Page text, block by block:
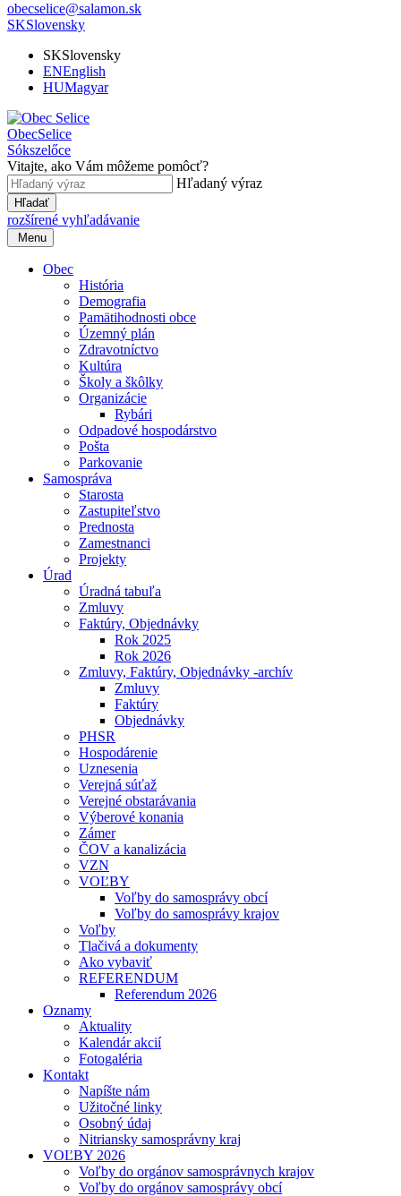
obecselice@salamon.sk
SKSlovensky
SKSlovensky
ENEnglish
HUMagyar
ObecSelice
Sókszelőce
Vitajte, ako Vám môžeme pomôcť?
Hľadaný výraz
Hľadať
rozšírené vyhľadávanie
Menu
Obec
História
Demografia
Pamätihodnosti obce
Územný plán
Zdravotníctvo
Kultúra
Školy a škôlky
Organizácie
Rybári
Odpadové hospodárstvo
Pošta
Parkovanie
Samospráva
Starosta
Zastupiteľstvo
Prednosta
Zamestnanci
Projekty
Úrad
Úradná tabuľa
Zmluvy
Faktúry, Objednávky
Rok 2025
Rok 2026
Zmluvy, Faktúry, Objednávky -archív
Zmluvy
Faktúry
Objednávky
PHSR
Hospodárenie
Uznesenia
Verejná súťaž
Verejné obstarávania
Výberové konania
Zámer
ČOV a kanalizácia
VZN
VOĽBY
Voľby do samosprávy obcí
Voľby do samosprávy krajov
Voľby
Tlačivá a dokumenty
Ako vybaviť
REFERENDUM
Referendum 2026
Oznamy
Aktuality
Kalendár akcií
Fotogaléria
Kontakt
Napíšte nám
Užitočné linky
Osobný údaj
Nitriansky samosprávny kraj
VOĽBY 2026
Voľby do orgánov samosprávnych krajov
Voľby do orgánov samosprávy obcí